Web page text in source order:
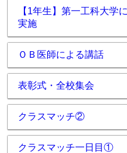
【1年生】第一工科大学
実施
ＯＢ医師による講話
表彰式・全校集会
クラスマッチ②
クラスマッチ一日目①